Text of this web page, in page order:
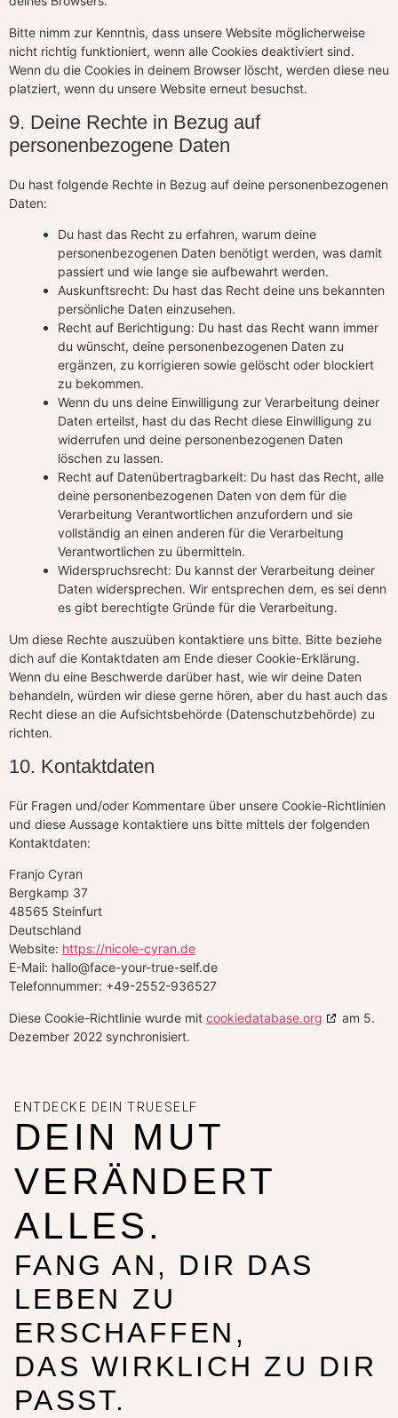
Bitte nimm zur Kenntnis, dass unsere Website möglicherweise
nicht richtig funktioniert, wenn alle Cookies deaktiviert sind.
Wenn du die Cookies in deinem Browser löscht, werden diese neu
platziert, wenn du unsere Website erneut besuchst.
9. Deine Rechte in Bezug auf
personenbezogene Daten
Du hast folgende Rechte in Bezug auf deine personenbezogenen
Daten:
Du hast das Recht zu erfahren, warum deine
personenbezogenen Daten benötigt werden, was damit
passiert und wie lange sie aufbewahrt werden.
Auskunftsrecht: Du hast das Recht deine uns bekannten
persönliche Daten einzusehen.
Recht auf Berichtigung: Du hast das Recht wann immer
du wünscht, deine personenbezogenen Daten zu
ergänzen, zu korrigieren sowie gelöscht oder blockiert
zu bekommen.
Wenn du uns deine Einwilligung zur Verarbeitung deiner
Daten erteilst, hast du das Recht diese Einwilligung zu
widerrufen und deine personenbezogenen Daten
löschen zu lassen.
Recht auf Datenübertragbarkeit: Du hast das Recht, alle
deine personenbezogenen Daten von dem für die
Verarbeitung Verantwortlichen anzufordern und sie
vollständig an einen anderen für die Verarbeitung
Verantwortlichen zu übermitteln.
Widerspruchsrecht: Du kannst der Verarbeitung deiner
Daten widersprechen. Wir entsprechen dem, es sei denn
es gibt berechtigte Gründe für die Verarbeitung.
Um diese Rechte auszuüben kontaktiere uns bitte. Bitte beziehe
dich auf die Kontaktdaten am Ende dieser Cookie-Erklärung.
Wenn du eine Beschwerde darüber hast, wie wir deine Daten
behandeln, würden wir diese gerne hören, aber du hast auch das
Recht diese an die Aufsichtsbehörde (Datenschutzbehörde) zu
richten.
10. Kontaktdaten
Für Fragen und/oder Kommentare über unsere Cookie-Richtlinien
und diese Aussage kontaktiere uns bitte mittels der folgenden
Kontaktdaten:
Franjo Cyran
Bergkamp 37
48565 Steinfurt
Deutschland
Website: https://nicole-cyran.de
E-Mail: hallo@face-your-true-self.de
Telefonnummer: +49-2552-936527
Diese Cookie-Richtlinie wurde mit cookiedatabase.org
am 5.
Dezember 2022 synchronisiert.
ENTDECKE DEIN TRUESELF
DEIN MUT
VERÄNDERT
ALLES.
FANG AN, DIR DAS
LEBEN ZU
ERSCHAFFEN,
DAS WIRKLICH ZU DIR
PASST.